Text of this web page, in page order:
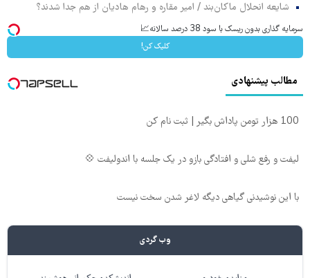
شایعه انحلال ماکان‌بند / امیر مقاره و رهام هادیان از هم جدا شدند؟
سرمایه گذاری بدون ریسک با سود 38 درصد سالانه📈
کلیک کن!
مطالب پیشنهادی
100 هزار تومن پاداش بگیر | ثبت نام کن
لیفت و رفع شلی و افتادگی بازو در یک جلسه با اندولیفت 💠
با این نوشیدنی گیاهی دیگه لاغر شدن سخت نیست
وب گردی